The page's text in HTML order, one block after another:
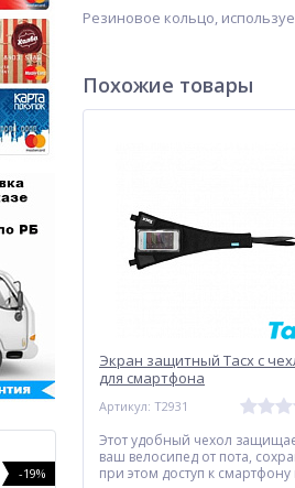
-19% -17%
Резиновое кольцо,
Похожие товары
Экран защитный Tacx с
для смартфона
Артикул: T2931
Этот удобный чехол
ваш велосипед от пота,
при этом доступ к смартфону